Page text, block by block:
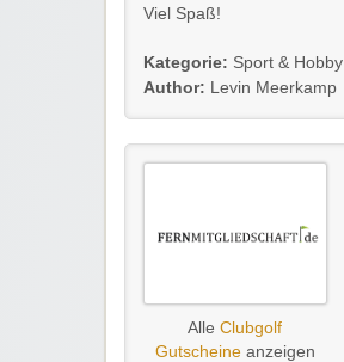
Viel Spaß!
Kategorie: Sport & Hobby
Author: Levin Meerkamp
AlleClubgolf
Gutscheineanzeigen